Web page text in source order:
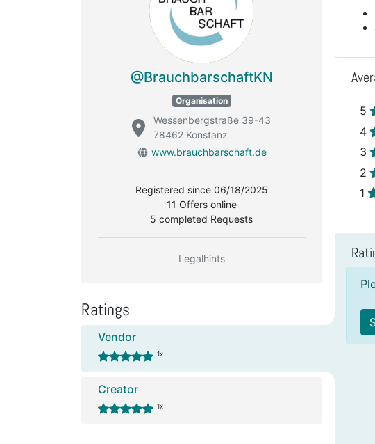
@BrauchbarschaftKN
Organisation
Wessenbergstraße 39-43
78462 Konstanz
www.brauchbarschaft.de
Registered since 06/18/2025
11 Offers online
5 completed Requests
Legalhints
Ratings
Vendor
1x
Creator
1x
5
4
3
2
1